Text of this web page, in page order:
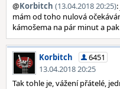
@Korbitch (13.04.2018 20:25)
mám od toho nulová
kámošema na pár minut a
Korbitch
6451
13.04.2018 20:25
Tak tohle je, vážení přátelé,